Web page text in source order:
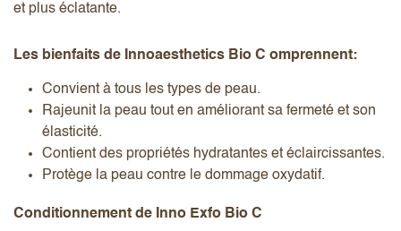
et plus éclatante.
Les bienfaits de Innoaesthetics Bio C omprennent:
Convient à tous les types de peau.
Rajeunit la peau tout en améliorant sa fermeté et son
élasticité.
Contient des propriétés hydratantes et éclaircissantes.
Protège la peau contre le dommage oxydatif.
Conditionnement de Inno Exfo Bio C